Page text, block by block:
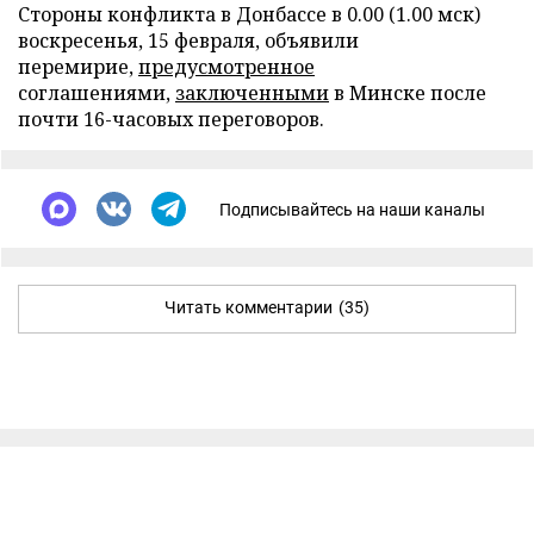
Стороны конфликта в Донбассе в 0.00 (1.00 мск)
воскресенья, 15 февраля, объявили
перемирие,предусмотренное
соглашениями, заключеннымив Минске после
почти 16-часовых переговоров.
Подписывайтесь на наши каналы
Читать комментарии (35)